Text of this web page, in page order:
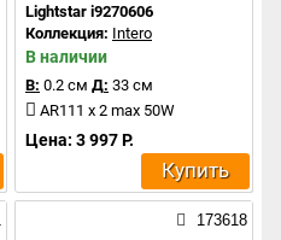
Lightstar i9270606
Коллекция: Intero
В наличии
В: 0.2 см Д: 33 см
AR111 x 2 max 50W
Цена: 3 997 Р.
Купить
173618